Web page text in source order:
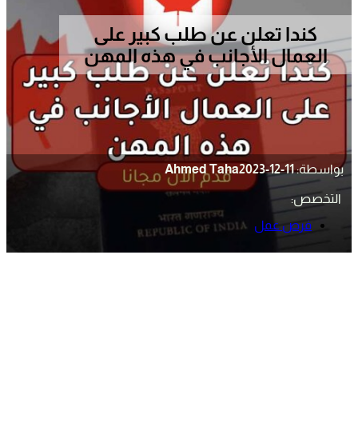
كندا تعلن عن طلب كبير على
العمال الأجانب في هذه المهن
بواسطة: Ahmed Taha2023-12-11
التخصص:
فرص عمل